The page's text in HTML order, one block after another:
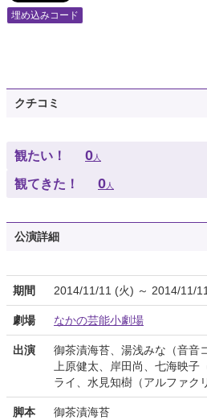
埋め込みコード
クチコミ
観たい！ 0人
観てきた！ 0人
公演詳細
期間 2014/11/11 (火) ～ 2014/11/
劇場 なかの芸能小劇場
出演
御茶漬海苔、湯浅みな（音音
上原健太、岸田尚、七海映子
ライ、水見知樹（アルファク
脚本 御茶漬海苔